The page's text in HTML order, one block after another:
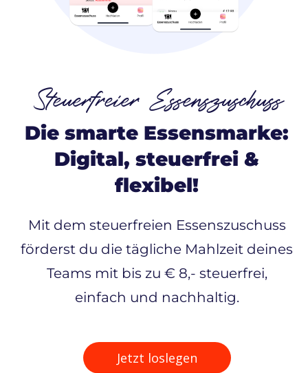
Steuerfreier Essenszuschuss
Die smarte Essensmarke:
Digital, steuerfrei &
flexibel!
Mit dem steuerfreien Essenszuschuss
förderst du die tägliche Mahlzeit deines
Teams mit bis zu € 8,- steuerfrei,
einfach und nachhaltig.
Jetzt loslegen